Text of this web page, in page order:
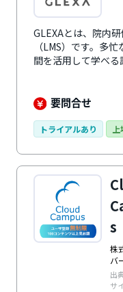
GLEXAとは、院内
（LMS）です。多
間を活用して学べ
対応する医療機関
研修コンテンツの
価の管理までを一元
要問合せ
トライアルあり
s
株
バ
出
サ